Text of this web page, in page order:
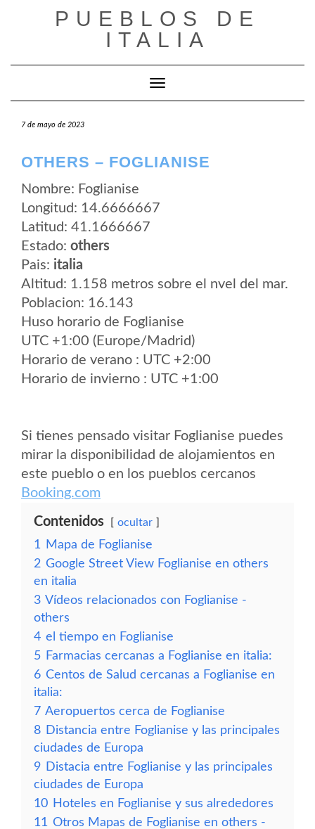
PUEBLOS DE
ITALIA
Cambiar modo de navegación
7 de mayo de 2023
OTHERS – FOGLIANISE
Nombre: Foglianise
Longitud: 14.6666667
Latitud: 41.1666667
Estado: others
Pais: italia
Altitud: 1.158 metros sobre el nvel del mar.
Poblacion: 16.143
Huso horario de Foglianise
UTC +1:00 (Europe/Madrid)
Horario de verano : UTC +2:00
Horario de invierno : UTC +1:00
Si tienes pensado visitar Foglianise puedes
mirar la disponibilidad de alojamientos en
este pueblo o en los pueblos cercanos
Booking.com
Contenidos ocultar
1
Mapa de Foglianise
2 Google Street View Foglianise en others
en italia
3 Vídeos relacionados con Foglianise -
others
4 el tiempo en Foglianise
5 Farmacias cercanas a Foglianise en italia:
6 Centos de Salud cercanas a Foglianise en
italia:
7 Aeropuertos cerca de Foglianise
8 Distancia entre Foglianise y las principales
ciudades de Europa
9 Distacia entre Foglianise y las principales
ciudades de Europa
10 Hoteles en Foglianise y sus alrededores
11 Otros Mapas de Foglianise en others -